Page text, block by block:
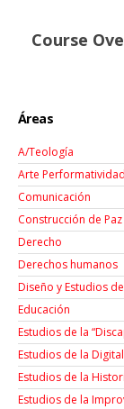
Course
Áreas
A/Teología
Arte
Comunicación
Construcción de Paz
Derecho
Derechos humanos
Diseño y Estudios
Educación
Estudios de la
Estudios de la
Estudios de la
Estudios de la